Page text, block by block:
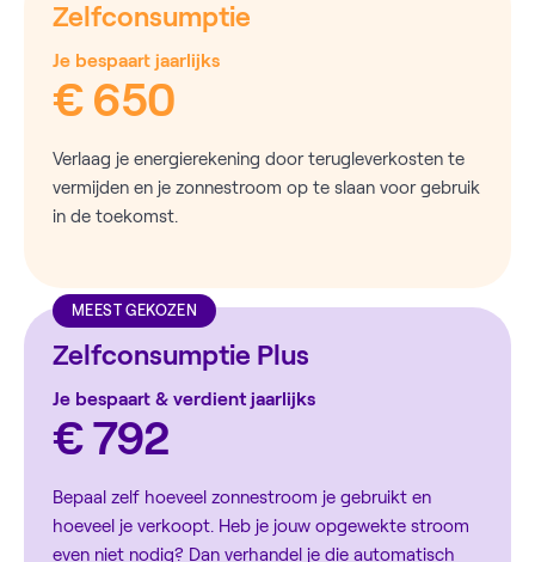
Zelfconsumptie
Je bespaart jaarlijks
€ 650
Verlaag je energierekening door terugleverkosten te
vermijden en je zonnestroom op te slaan voor gebruik
in de toekomst.
MEEST GEKOZEN
Zelfconsumptie Plus
Je bespaart & verdient jaarlijks
€ 792
Bepaal zelf hoeveel zonnestroom je gebruikt en
hoeveel je verkoopt. Heb je jouw opgewekte stroom
even niet nodig? Dan verhandel je die automatisch